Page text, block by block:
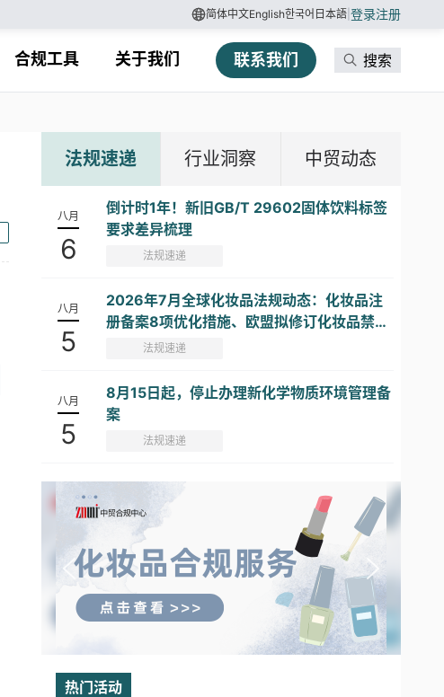
简体中文English한국어 日本語 登录注册
合规工具 关于我们 联系我们 搜索
法规速递 行业洞察 中贸动态
八月
6
倒计时1年！新旧GB/T 29602固体饮料标签
要求差异梳理
法规速递
八月
5
2026年7月全球化妆品法规动态：化妆品注
册备案8项优化措施、欧盟拟修订化妆品禁限
用物质清单...
法规速递
八月
5
8月15日起，停止办理新化学物质环境管理备
案
法规速递
热门活动